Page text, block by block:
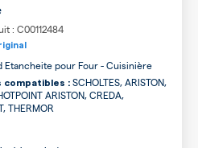
: C00112484
Etancheite pour Four - Cuisinière
compatibles : SCHOLTES, ARISTON,
ARISTON, CREDA,
THERMOR